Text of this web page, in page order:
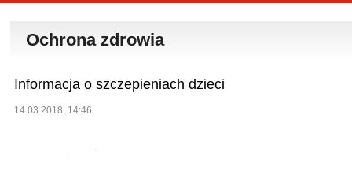
Ochrona zdrowia
Informacja o szczepieniach dzieci
14.03.2018, 14:46